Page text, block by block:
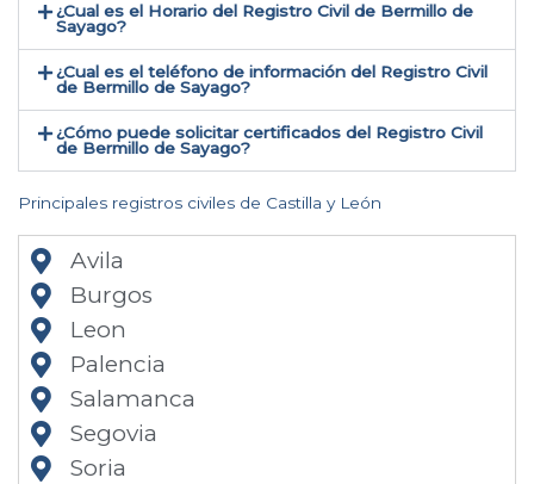
¿Cual es el Horario del Registro Civil de Bermillo de
Sayago?
¿Cual es el teléfono de información del Registro Civil
de Bermillo de Sayago​?
¿Cómo puede solicitar certificados del Registro Civil
de Bermillo de Sayago​?
Principales registros civiles de Castilla y León
Avila
Burgos
Leon
Palencia
Salamanca
Segovia
Soria